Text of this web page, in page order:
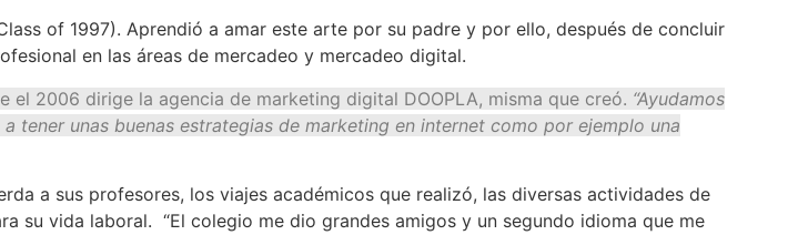
of 1997). Aprendió a amar este arte por su padre y por ello, después de concluir
en las áreas de mercadeo y mercadeo digital.
2006 dirige la agencia de marketing digital DOOPLA, misma que creó. “Ayudamos
tener unas buenas estrategias de marketing en internet como por ejemplo una
a sus profesores, los viajes académicos que realizó, las diversas actividades de
su vida laboral. “El colegio me dio grandes amigos y un segundo idioma que me